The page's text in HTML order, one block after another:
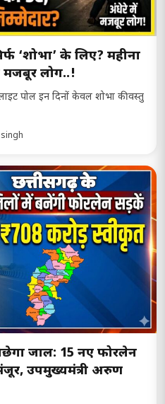
‘शोभा’ के लिए? महीनों
लोग..!
लाइट पोल इन दिनों केवल शोभा की वस्तु
जाल: 15 नए फोरलेन
मंजूर, उपमुख्यमंत्री अरुण